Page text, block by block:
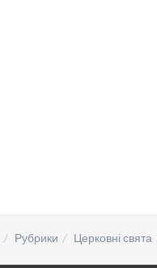
Рубрики Церковні свята